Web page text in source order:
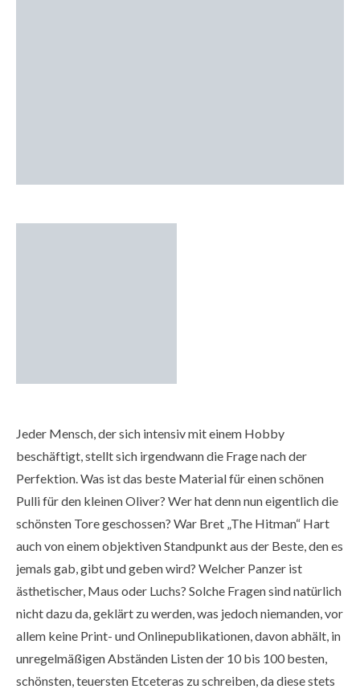
Jeder Mensch, der sich intensiv mit einem Hobby
beschäftigt, stellt sich irgendwann die Frage nach der
Perfektion. Was ist das beste Material für einen schönen
Pulli für den kleinen Oliver? Wer hat denn nun eigentlich die
schönsten Tore geschossen? War Bret „The Hitman“ Hart
auch von einem objektiven Standpunkt aus der Beste, den es
jemals gab, gibt und geben wird? Welcher Panzer ist
ästhetischer, Maus oder Luchs? Solche Fragen sind natürlich
nicht dazu da, geklärt zu werden, was jedoch niemanden, vor
allem keine Print- und Onlinepublikationen, davon abhält, in
unregelmäßigen Abständen Listen der 10 bis 100 besten,
schönsten, teuersten Etceteras zu schreiben, da diese stets